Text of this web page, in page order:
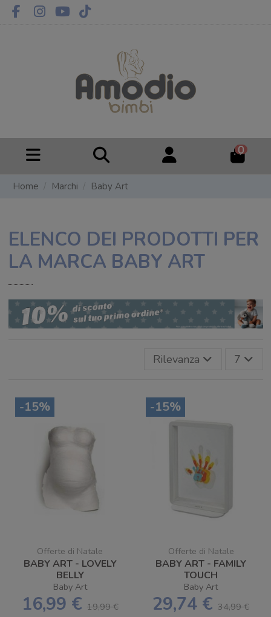
0
Home Marchi Baby Art
ELENCO DEI PRODOTTI PER
LA MARCA BABY ART
Rilevanza 7
-15%
Offerte di Natale
BABY ART - LOVELY
BELLY
Baby Art
16,99 € 19,99 €
-15%
Offerte di Natale
BABY ART - FAMILY
TOUCH
Baby Art
29,74 €34,99 €